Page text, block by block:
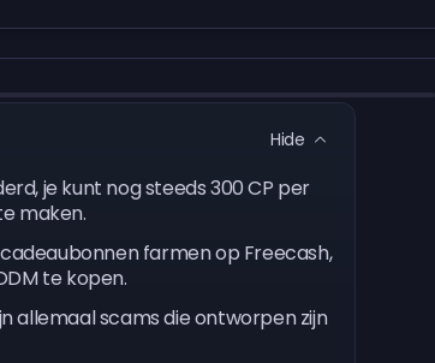
Hide
je kunt nog steeds 300 CP per
maken.
farmen op Freecash,
te kopen.
allemaal scams die ontworpen zijn